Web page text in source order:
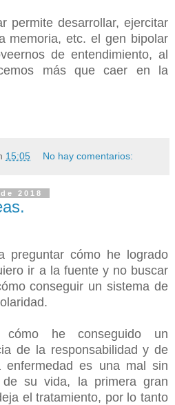
permite desarrollar, ejercitar
memoria, etc. el gen bipolar
de entendimiento, al
más que caer en la
15:05 No hay comentarios:
2018
preguntar cómo he logrado
ir a la fuente y no buscar
conseguir un sistema de
cómo he conseguido un
de la responsabilidad y de
es una mal sin
de su vida, la primera gran
el tratamiento, por lo tanto